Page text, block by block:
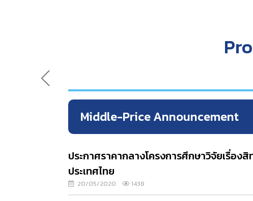
Middle-Price Announcement
ประกาศราคากลางโครงการศึกษาวิจัยเรื่อ
ประเทศไทย
20/05/2020 1438